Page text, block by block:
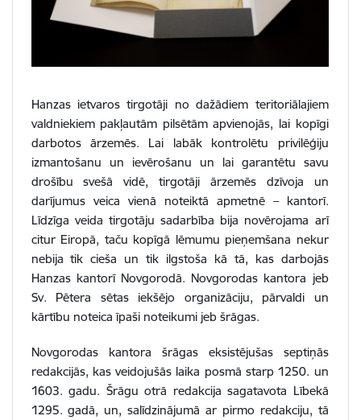
Hanzas ietvaros tirgotāji no dažādiem teritoriālajiem
valdniekiem pakļautām pilsētām apvienojās, lai kopīgi
darbotos ārzemēs. Lai labāk kontrolētu privilēģiju
izmantošanu un ievērošanu un lai garantētu savu
drošību svešā vidē, tirgotāji ārzemēs dzīvoja un
darījumus veica vienā noteiktā apmetnē – kantorī.
Līdzīga veida tirgotāju sadarbība bija novērojama arī
citur Eiropā, taču kopīgā lēmumu pieņemšana nekur
nebija tik cieša un tik ilgstoša kā tā, kas darbojās
Hanzas kantorī Novgorodā. Novgorodas kantora jeb
Sv. Pētera sētas iekšējo organizāciju, pārvaldi un
kārtību noteica īpaši noteikumi jeb šrāgas.
Novgorodas kantora šrāgas eksistējušas septiņās
redakcijās, kas veidojušās laika posmā starp 1250. un
1603. gadu. Šrāgu otrā redakcija sagatavota Lībekā
1295. gadā, un, salīdzinājumā ar pirmo redakciju, tā